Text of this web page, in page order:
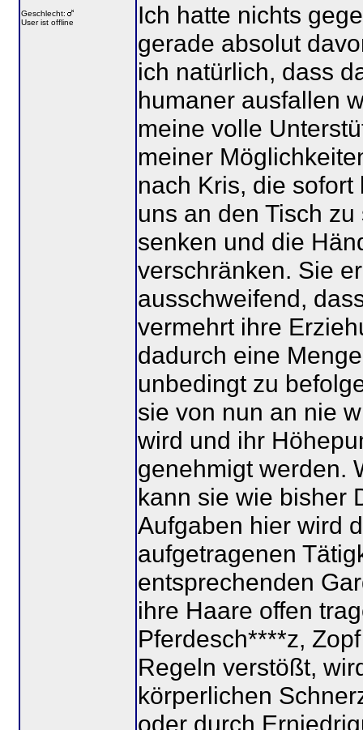
Geschlecht:
User ist offline
Ich hatte nichts
gerade absolut
ich natürlich, dass
humaner ausfallen
meine volle
meiner
nach Kris, die
uns an den Tisch
senken und die
verschränken. Sie
ausschweifend,
vermehrt ihre
dadurch eine
unbedingt zu
sie von nun an nie
wird und ihr
genehmigt werden.
kann sie wie bisher
Aufgaben hier wird
aufgetragenen
entsprechenden
ihre Haare offen
Pferdesch****z,
Regeln verstößt,
körperlichen
oder durch